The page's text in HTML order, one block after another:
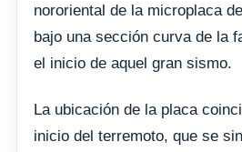
nororiental de la microplaca
bajo una sección curva de la
el inicio de aquel gran sismo.
La ubicación de la placa
inicio del terremoto, que se